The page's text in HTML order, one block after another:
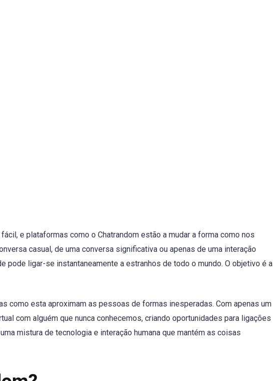
e plataformas como o Chatrandom estão a mudar a forma como nos
casual, de uma conversa significativa ou apenas de uma interação
pode ligar-se instantaneamente a estranhos de todo o mundo. O objetivo é a
como esta aproximam as pessoas de formas inesperadas. Com apenas um
com alguém que nunca conhecemos, criando oportunidades para ligações
mistura de tecnologia e interação humana que mantém as coisas